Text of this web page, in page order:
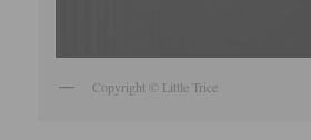
Copyright © Little Trice